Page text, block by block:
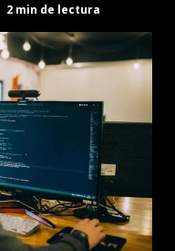
2 min de lectura